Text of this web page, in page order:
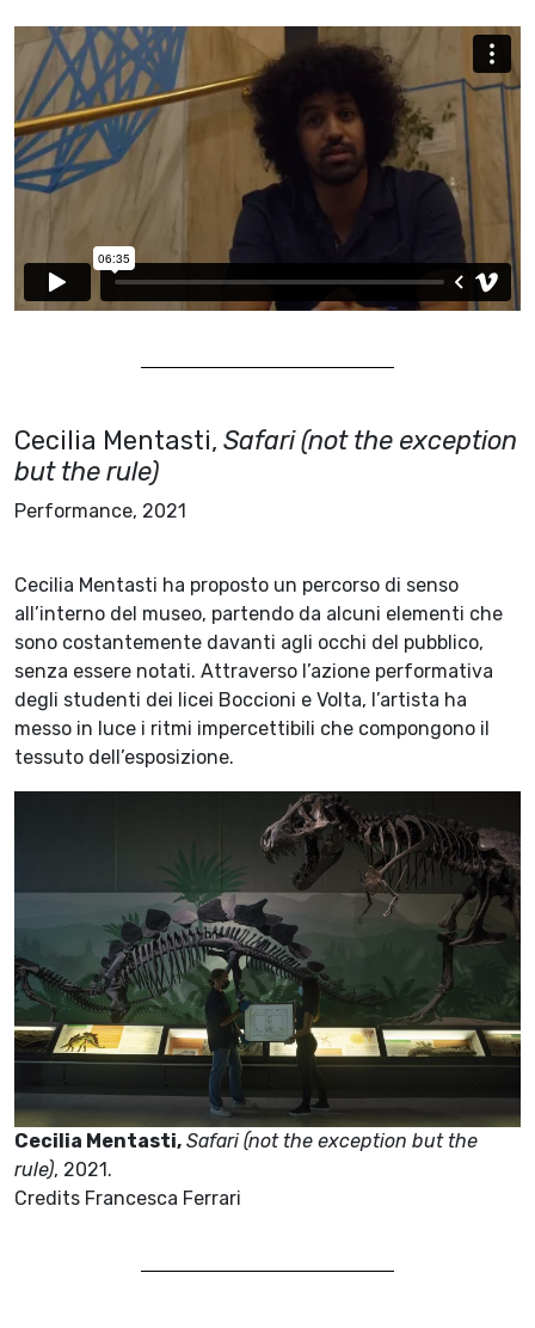
Cecilia Mentasti, Safari (not the exception
but the rule)
Performance, 2021
Cecilia Mentasti ha proposto un percorso di senso
all’interno del museo, partendo da alcuni elementi che
sono costantemente davanti agli occhi del pubblico,
senza essere notati. Attraverso l’azione performativa
degli studenti dei licei Boccioni e Volta, l’artista ha
messo in luce i ritmi impercettibili che compongono il
tessuto dell’esposizione.
Cecilia Mentasti, Safari (not the exception but the
rule), 2021.
Credits Francesca Ferrari